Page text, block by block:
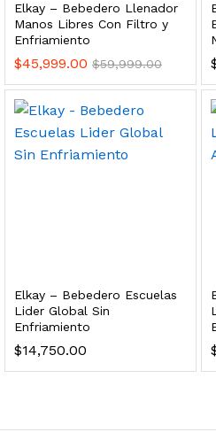
Elkay – Bebedero Llenador
Manos Libres Con Filtro y
Enfriamiento
$45,999.00 $59,999.00
Elkay – Bebedero Escuelas
Lider Global Sin
Enfriamiento
$14,750.00
2,899.00
de Agua | Repuesto